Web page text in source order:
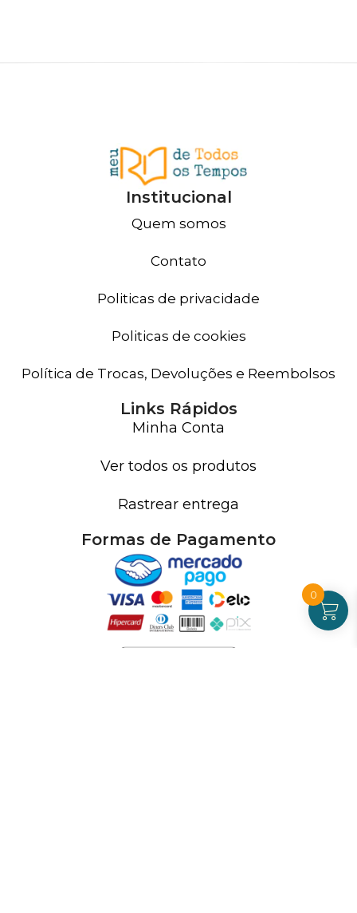
Institucional
Quem somos
Contato
Politicas de privacidade
Politicas de cookies
Política de Trocas, Devoluções e Reembolsos
Links Rápidos
Minha Conta
Ver todos os produtos
Rastrear entrega
Formas de Pagamento
0